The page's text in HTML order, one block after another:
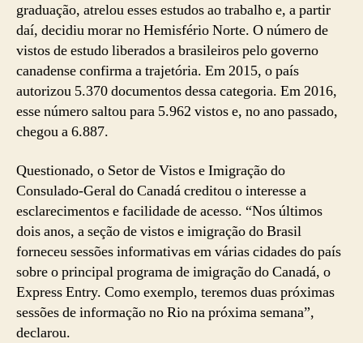
graduação, atrelou esses estudos ao trabalho e, a partir
daí, decidiu morar no Hemisfério Norte. O número de
vistos de estudo liberados a brasileiros pelo governo
canadense confirma a trajetória. Em 2015, o país
autorizou 5.370 documentos dessa categoria. Em 2016,
esse número saltou para 5.962 vistos e, no ano passado,
chegou a 6.887.
Questionado, o Setor de Vistos e Imigração do
Consulado-Geral do Canadá creditou o interesse a
esclarecimentos e facilidade de acesso. “Nos últimos
dois anos, a seção de vistos e imigração do Brasil
forneceu sessões informativas em várias cidades do país
sobre o principal programa de imigração do Canadá, o
Express Entry. Como exemplo, teremos duas próximas
sessões de informação no Rio na próxima semana”,
declarou.